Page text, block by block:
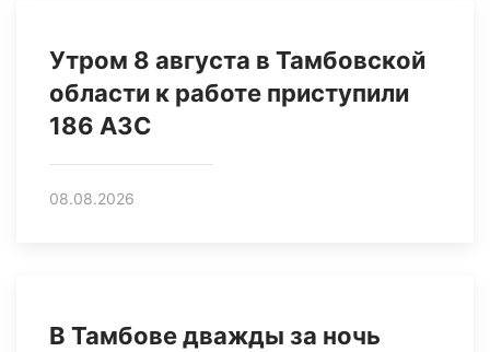
Утром 8 августа в Тамбовской
области к работе приступили
186 АЗС
08.08.2026
В Тамбове дважды за ночь